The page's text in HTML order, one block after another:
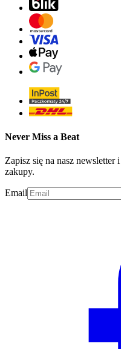
Never Miss a Beat
Zapisz się na nasz
zakupy.
Email